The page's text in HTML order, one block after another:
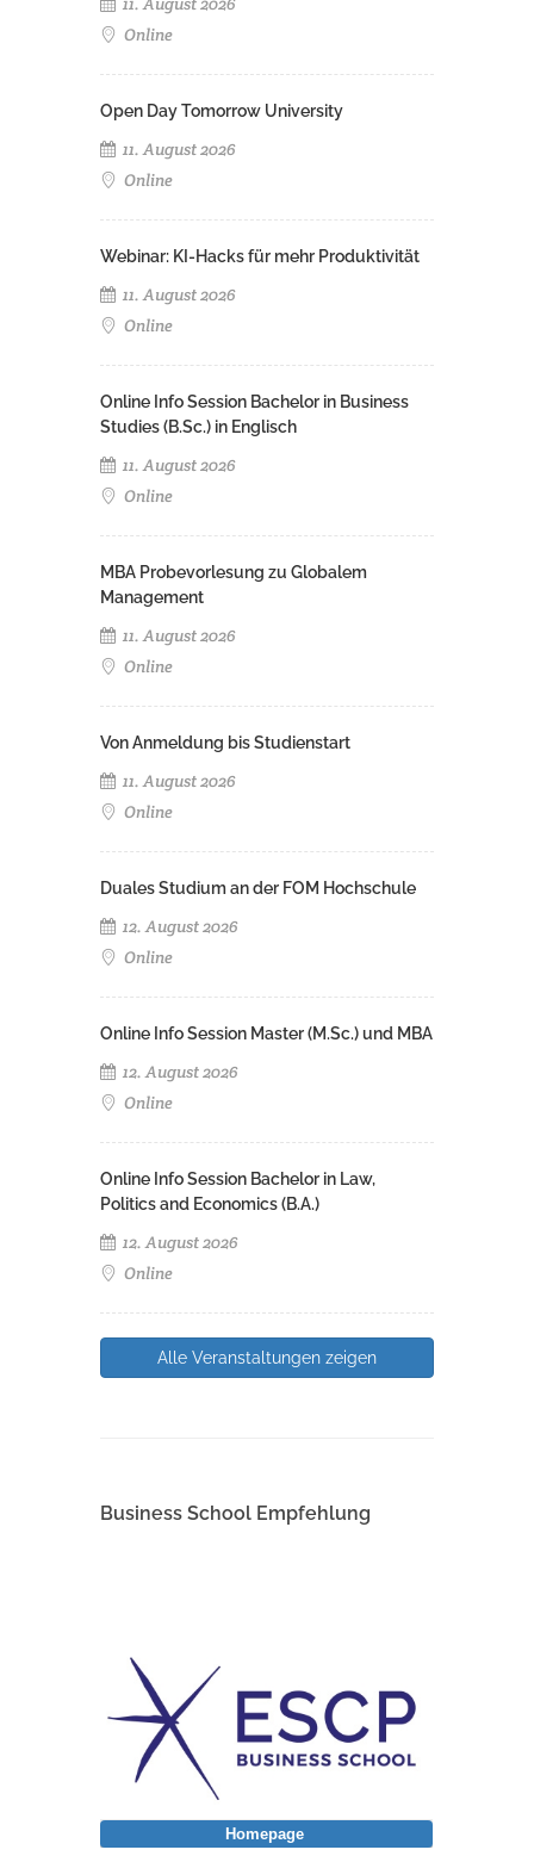
Online
Open Day Tomorrow University
11. August 2026
Online
Webinar: KI-Hacks für mehr Produktivität
11. August 2026
Online
Online Info Session Bachelor in Business
Studies (B.Sc.) in Englisch
11. August 2026
Online
MBA Probevorlesung zu Globalem
Management
11. August 2026
Online
Von Anmeldung bis Studienstart
11. August 2026
Online
Duales Studium an der FOM Hochschule
12. August 2026
Online
Online Info Session Master (M.Sc.) und MBA
12. August 2026
Online
Online Info Session Bachelor in Law,
Politics and Economics (B.A.)
12. August 2026
Online
Alle Veranstaltungen zeigen
Business School Empfehlung
Homepage